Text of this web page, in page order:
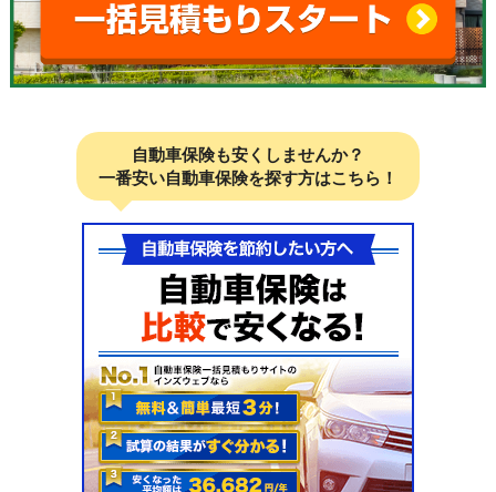
自動車保険も安くしませんか？
一番安い自動車保険を探す方はこちら！